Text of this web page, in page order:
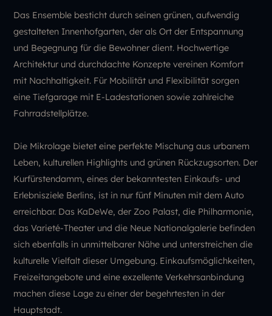
Das Ensemble besticht durch seinen grünen, aufwendig
gestalteten Innenhofgarten, der als Ort der Entspannung
und Begegnung für die Bewohner dient. Hochwertige
Architektur und durchdachte Konzepte vereinen Komfort
mit Nachhaltigkeit. Für Mobilität und Flexibilität sorgen
eine Tiefgarage mit E-Ladestationen sowie zahlreiche
Fahrradstellplätze.
Die Mikrolage bietet eine perfekte Mischung aus urbanem
Leben, kulturellen Highlights und grünen Rückzugsorten. Der
Kurfürstendamm, eines der bekanntesten Einkaufs- und
Erlebnisziele Berlins, ist in nur fünf Minuten mit dem Auto
erreichbar. Das KaDeWe, der Zoo Palast, die Philharmonie,
das Varieté-Theater und die Neue Nationalgalerie befinden
sich ebenfalls in unmittelbarer Nähe und unterstreichen die
kulturelle Vielfalt dieser Umgebung. Einkaufsmöglichkeiten,
Freizeitangebote und eine exzellente Verkehrsanbindung
machen diese Lage zu einer der begehrtesten in der
Hauptstadt.